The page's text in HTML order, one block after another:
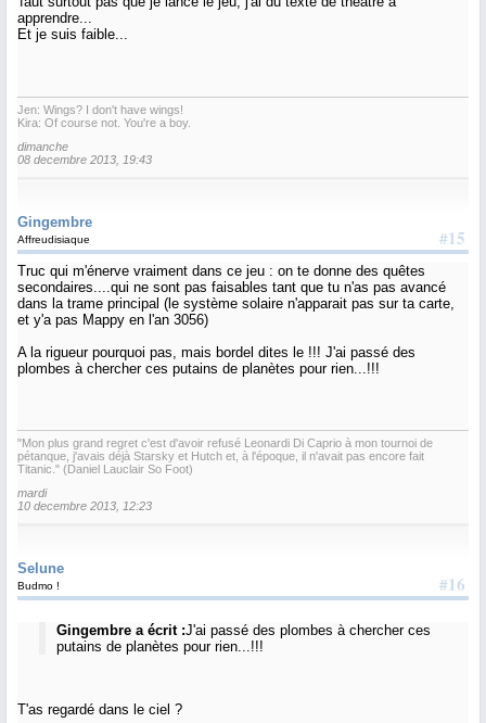
apprendre...
Et je suis faible...
Jen: Wings? I don't have wings!
Kira: Of course not. You're a boy.
dimanche
08 decembre 2013, 19:43
Gingembre
#15
Affreudisiaque
Truc qui m'énerve vraiment dans ce jeu : on te donne des quêtes
secondaires....qui ne sont pas faisables tant que tu n'as pas avancé
dans la trame principal (le système solaire n'apparait pas sur ta carte,
et y'a pas Mappy en l'an 3056)
A la rigueur pourquoi pas, mais bordel dites le !!! J'ai passé des
plombes à chercher ces putains de planètes pour rien...!!!
"Mon plus grand regret c'est d'avoir refusé Leonardi Di Caprio à mon tournoi de
pétanque, j'avais déjà Starsky et Hutch et, à l'époque, il n'avait pas encore fait
Titanic." (Daniel Lauclair So Foot)
mardi
10 decembre 2013, 12:23
Selune
#16
Budmo !
Gingembre a écrit :J'ai passé des plombes à chercher ces
putains de planètes pour rien...!!!
T'as regardé dans le ciel ?